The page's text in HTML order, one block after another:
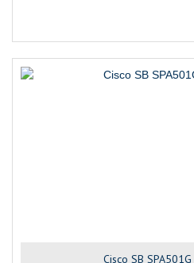
Cisco SB